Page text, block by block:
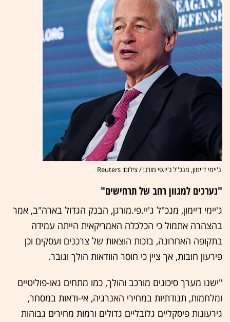
ג'יימי דיימון, מנכ''ל ג'יי.פי מורגן / צילום: Reuters
"נערכים למגוון רחב של תרחישים"
ג'יימי דיימון, מנכ"ל ג'יי.פי.מורגן, הבנק הגדול בארה"ב, אמר
בהצהרה אתמול כי הכלכלה האמריקאית הייתה עמידה
בתקופה האחרונה, בזכות הוצאות של צרכנים ועסקים וכן
פירעון חובות, אך ציין כי חוסר הוודאות הולך וגובר.
"ישנו מערך סיכונים מורכב והולך, כמו מתחים גאו-פוליטיים
ומלחמות, תנודתיות במחירי האנרגיה, אי-ודאות במסחר,
גירעונות פיסקליים גלובליים גדולים ורמות מחירים גבוהות